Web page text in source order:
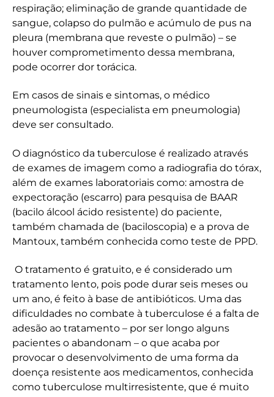
respiração; eliminação de grande quantidade de
sangue, colapso do pulmão e acúmulo de pus na
pleura (membrana que reveste o pulmão) – se
houver comprometimento dessa membrana,
pode ocorrer dor torácica.
Em casos de sinais e sintomas, o médico
pneumologista (especialista em pneumologia)
deve ser consultado.
O diagnóstico da tuberculose é realizado através
de exames de imagem como a radiografia do tórax,
além de exames laboratoriais como: amostra de
expectoração (escarro) para pesquisa de BAAR
(bacilo álcool ácido resistente) do paciente,
também chamada de (baciloscopia) e a prova de
Mantoux, também conhecida como teste de PPD.
O tratamento é gratuito, e é considerado um
tratamento lento, pois pode durar seis meses ou
um ano, é feito à base de antibióticos. Uma das
dificuldades no combate à tuberculose é a falta de
adesão ao tratamento – por ser longo alguns
pacientes o abandonam – o que acaba por
provocar o desenvolvimento de uma forma da
doença resistente aos medicamentos, conhecida
como tuberculose multirresistente, que é muito